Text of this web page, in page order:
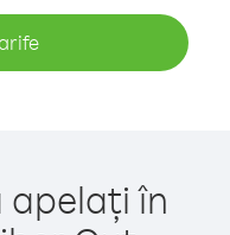
apelați în